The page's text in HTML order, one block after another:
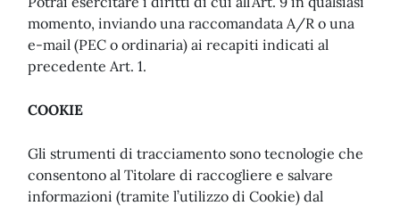
momento, inviando una raccomandata A/R o una
e-mail (PEC o ordinaria) ai recapiti indicati al
precedente Art. 1.
COOKIE
Gli strumenti di tracciamento sono tecnologie che
consentono al Titolare di raccogliere e salvare
informazioni (tramite l’utilizzo di Cookie) dal